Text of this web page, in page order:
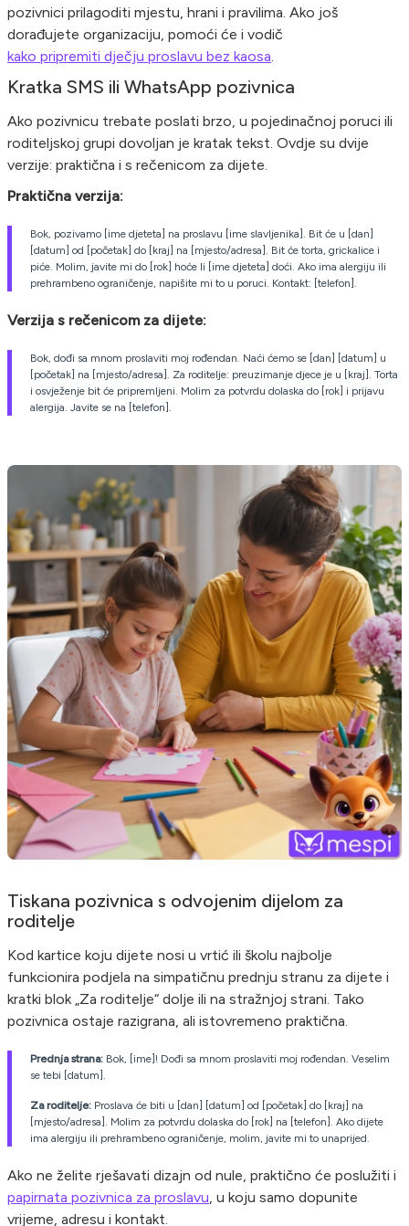
pozivnici prilagoditi mjestu, hrani i pravilima. Ako još
dorađujete organizaciju, pomoći će i vodič
kako pripremiti dječju proslavu bez kaosa
Kratka SMS ili WhatsApp pozivnica
Ako pozivnicu trebate poslati brzo, u pojedinačnoj poruci ili
roditeljskoj grupi dovoljan je kratak tekst. Ovdje su dvije
verzije: praktična i s rečenicom za dijete.
Praktična verzija:
Bok, pozivamo [ime djeteta] na proslavu [ime slavljenika]. Bit će u [dan]
[datum] od [početak] do [kraj] na [mjesto/adresa]. Bit će torta, grickalice i
piće. Molim, javite mi do [rok] hoće li [ime djeteta] doći. Ako ima alergiju ili
prehrambeno ograničenje, napišite mi to u poruci. Kontakt: [telefon].
Verzija s rečenicom za dijete:
Bok, dođi sa mnom proslaviti moj rođendan. Naći ćemo se [dan] [datum] u
[početak] na [mjesto/adresa]. Za roditelje: preuzimanje djece je u [kraj]. Torta
i osvježenje bit će pripremljeni. Molim za potvrdu dolaska do [rok] i prijavu
alergija. Javite se na [telefon].
Tiskana pozivnica s odvojenim dijelom za
roditelje
Kod kartice koju dijete nosi u vrtić ili školu najbolje
funkcionira podjela na simpatičnu prednju stranu za dijete i
kratki blok „Za roditelje“ dolje ili na stražnjoj strani. Tako
pozivnica ostaje razigrana, ali istovremeno praktična.
Prednja strana: Bok, [ime]! Dođi sa mnom proslaviti moj rođendan. Veselim
se tebi [datum].
Za roditelje: Proslava će biti u [dan] [datum] od [početak] do [kraj] na
[mjesto/adresa]. Molim za potvrdu dolaska do [rok] na [telefon]. Ako dijete
ima alergiju ili prehrambeno ograničenje, molim, javite mi to unaprijed.
Ako ne želite rješavati dizajn od nule, praktično će poslužiti i
papirnata pozivnica za proslavu , u koju samo dopunite
vrijeme, adresu i kontakt.